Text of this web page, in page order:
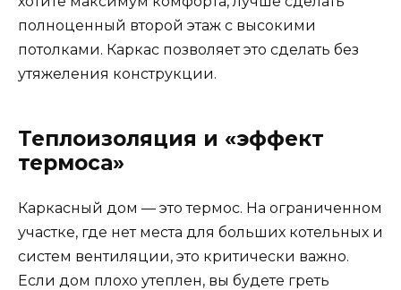
полноценный второй этаж с высокими
потолками. Каркас позволяет это сделать без
утяжеления конструкции.
Теплоизоляция и «эффект
термоса»
Каркасный дом — это термос. На ограниченном
участке, где нет места для больших котельных и
систем вентиляции, это критически важно.
Если дом плохо утеплен, вы будете греть